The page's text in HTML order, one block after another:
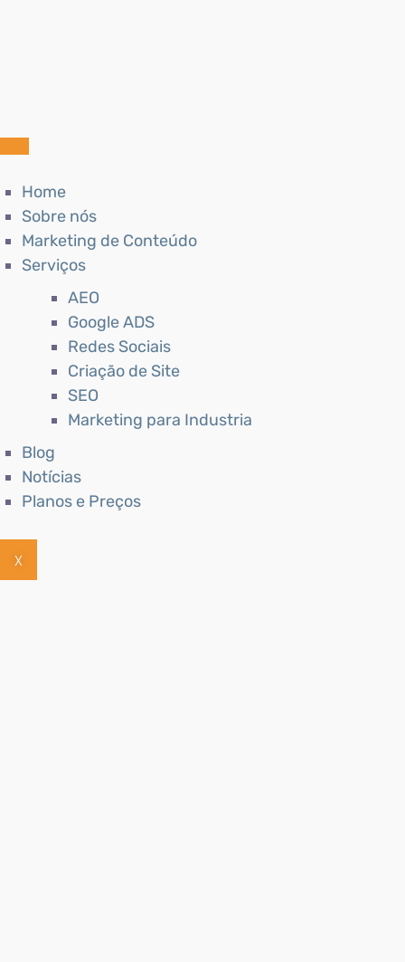
Home
Sobre nós
Marketing de Conteúdo
Serviços
AEO
Google ADS
Redes Sociais
Criação de Site
SEO
Marketing para Industria
Blog
Notícias
Planos e Preços
X